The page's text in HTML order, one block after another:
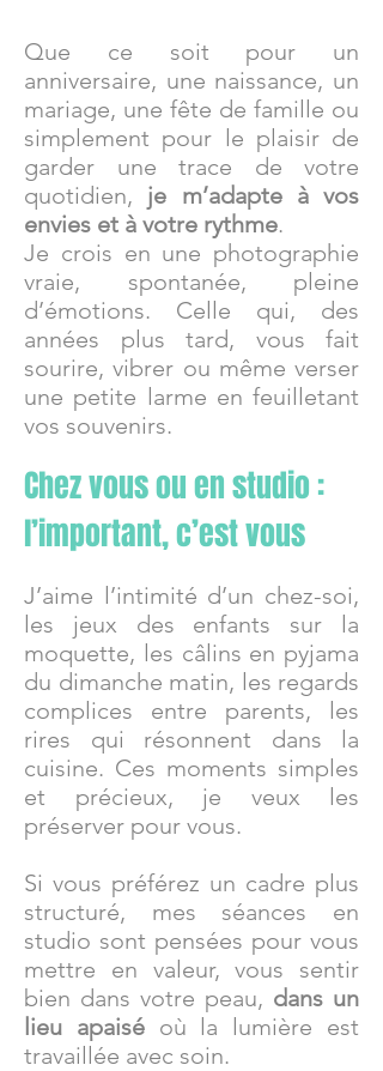
Que ce soit pour un
anniversaire, une naissance, un
mariage, une fête de famille ou
simplement pour le plaisir de
garder une trace de votre
quotidien, je m’adapte à vos
envies et à votre rythme.
Je crois en une photographie
vraie, spontanée, pleine
d’émotions. Celle qui, des
années plus tard, vous fait
sourire, vibrer ou même verser
une petite larme en feuilletant
vos souvenirs.
Chez vous ou en studio :
l’important, c’est vous
J’aime l’intimité d’un chez-soi,
les jeux des enfants sur la
moquette, les câlins en pyjama
du dimanche matin, les regards
complices entre parents, les
rires qui résonnent dans la
cuisine. Ces moments simples
et précieux, je veux les
préserver pour vous.
Si vous préférez un cadre plus
structuré, mes séances en
studio sont pensées pour vous
mettre en valeur, vous sentir
bien dans votre peau, dans un
lieu apaiséoù la lumière est
travaillée avec soin.